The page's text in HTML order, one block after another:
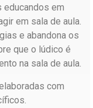
educandos em
em sala de aula.
e abandona os
que o lúdico é
na sala de aula.
com